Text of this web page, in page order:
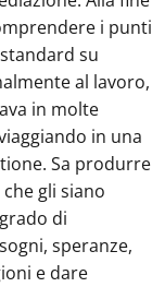
i punti
su
al lavoro,
in molte
in una
Sa produrre
gli siano
di
speranze,
e dare